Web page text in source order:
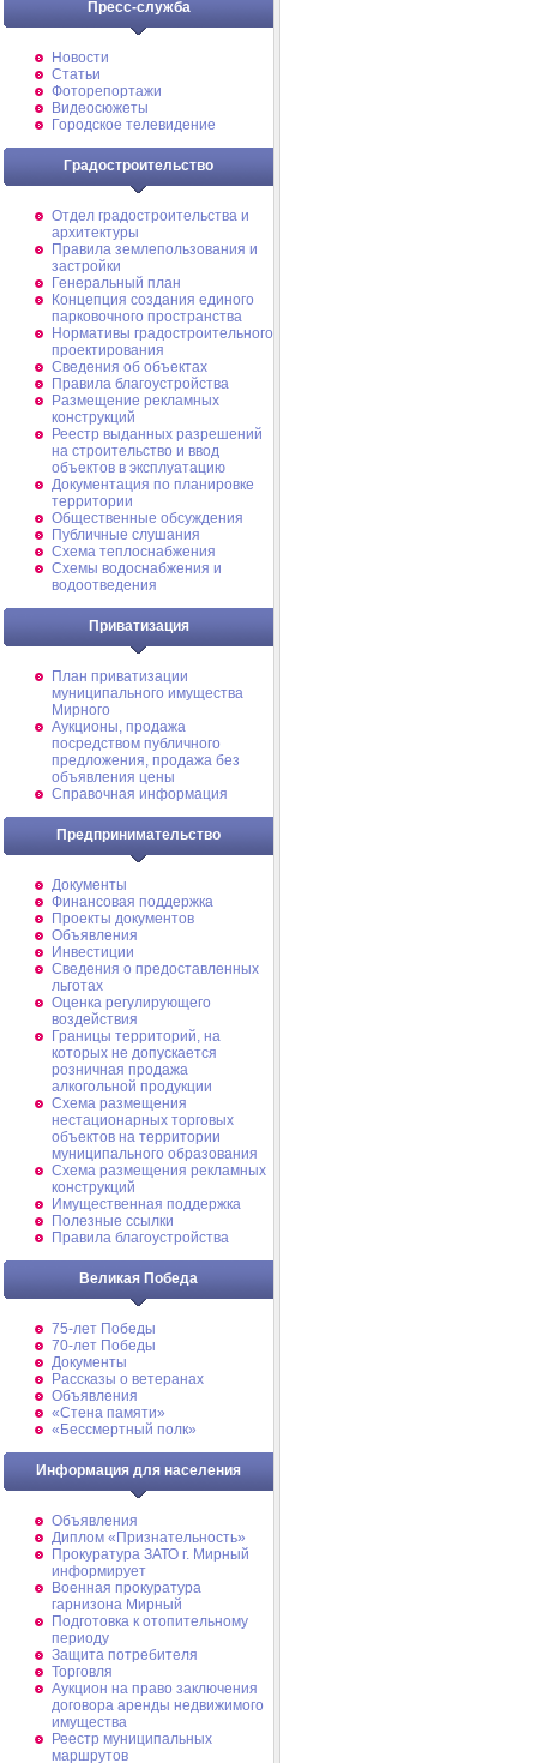
Пресс-служба
Новости
Статьи
Фоторепортажи
Видеосюжеты
Городское телевидение
Градостроительство
Отдел градостроительства и
архитектуры
Правила землепользования и
застройки
Генеральный план
Концепция создания единого
парковочного пространства
Нормативы градостроительного
проектирования
Сведения об объектах
Правила благоустройства
Размещение рекламных
конструкций
Реестр выданных разрешений
на строительство и ввод
объектов в эксплуатацию
Документация по планировке
территории
Общественные обсуждения
Публичные слушания
Схема теплоснабжения
Схемы водоснабжения и
водоотведения
Приватизация
План приватизации
муниципального имущества
Мирного
Аукционы, продажа
посредством публичного
предложения, продажа без
объявления цены
Справочная информация
Предпринимательство
Документы
Финансовая поддержка
Проекты документов
Объявления
Инвестиции
Сведения о предоставленных
льготах
Оценка регулирующего
воздействия
Границы территорий, на
которых не допускается
розничная продажа
алкогольной продукции
Схема размещения
нестационарных торговых
объектов на территории
муниципального образования
Схема размещения рекламных
конструкций
Имущественная поддержка
Полезные ссылки
Правила благоустройства
Великая Победа
75-лет Победы
70-лет Победы
Документы
Рассказы о ветеранах
Объявления
«Стена памяти»
«Бессмертный полк»
Информация для населения
Объявления
Диплом «Признательность»
Прокуратура ЗАТО г. Мирный
информирует
Военная прокуратура
гарнизона Мирный
Подготовка к отопительному
периоду
Защита потребителя
Торговля
Аукцион на право заключения
договора аренды недвижимого
имущества
Реестр муниципальных
маршрутов